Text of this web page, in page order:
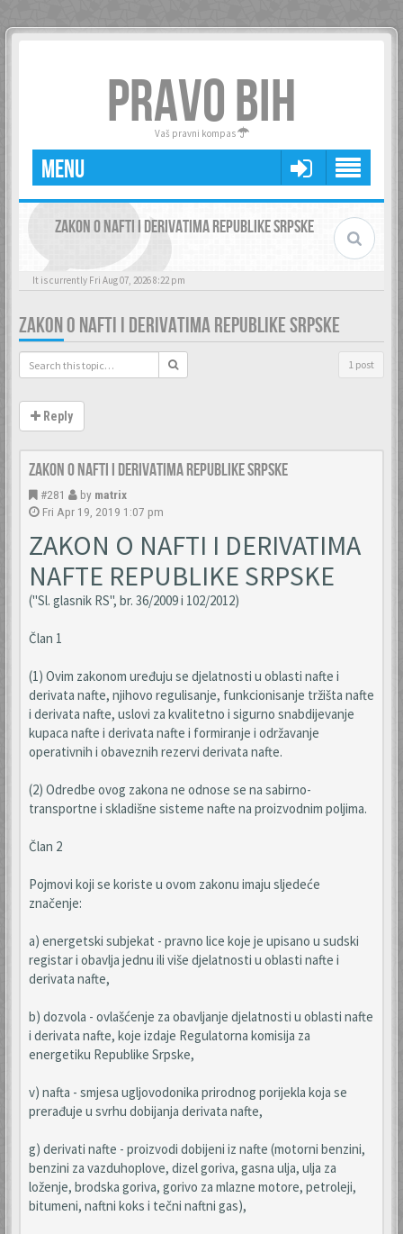
PRAVO BIH
Vaš pravni kompas
MENU
ZAKON O NAFTI I DERIVATIMA REPUBLIKE SRPSKE
It is currently Fri Aug 07, 2026 8:22 pm
ZAKON O NAFTI I DERIVATIMA REPUBLIKE SRPSKE
1 post
Reply
Zakon o nafti i derivatima Republike Srpske
#281 by matrix
Fri Apr 19, 2019 1:07 pm
ZAKON O NAFTI I DERIVATIMA
NAFTE REPUBLIKE SRPSKE
("Sl. glasnik RS", br. 36/2009 i 102/2012)
Član 1
(1) Ovim zakonom uređuju se djelatnosti u oblasti nafte i
derivata nafte, njihovo regulisanje, funkcionisanje tržišta nafte
i derivata nafte, uslovi za kvalitetno i sigurno snabdijevanje
kupaca nafte i derivata nafte i formiranje i održavanje
operativnih i obaveznih rezervi derivata nafte.
(2) Odredbe ovog zakona ne odnose se na sabirno-
transportne i skladišne sisteme nafte na proizvodnim poljima.
Član 2
Pojmovi koji se koriste u ovom zakonu imaju sljedeće
značenje:
a) energetski subjekat - pravno lice koje je upisano u sudski
registar i obavlja jednu ili više djelatnosti u oblasti nafte i
derivata nafte,
b) dozvola - ovlašćenje za obavljanje djelatnosti u oblasti nafte
i derivata nafte, koje izdaje Regulatorna komisija za
energetiku Republike Srpske,
v) nafta - smjesa ugljovodonika prirodnog porijekla koja se
prerađuje u svrhu dobijanja derivata nafte,
g) derivati nafte - proizvodi dobijeni iz nafte (motorni benzini,
benzini za vazduhoplove, dizel goriva, gasna ulja, ulja za
loženje, brodska goriva, gorivo za mlazne motore, petroleji,
bitumeni, naftni koks i tečni naftni gas),